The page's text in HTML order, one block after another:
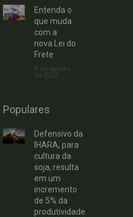
Entenda o
que muda
com a
nova Lei do
Frete
6 de agosto
de 2026
Populares
Defensivo da
IHARA, para
cultura da
soja, resulta
em um
incremento
de 5% da
produtividade